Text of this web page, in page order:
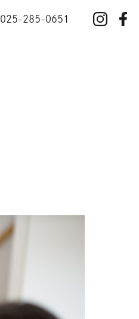
025-285-0651